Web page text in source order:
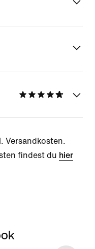
Versandkosten.
findest du hier